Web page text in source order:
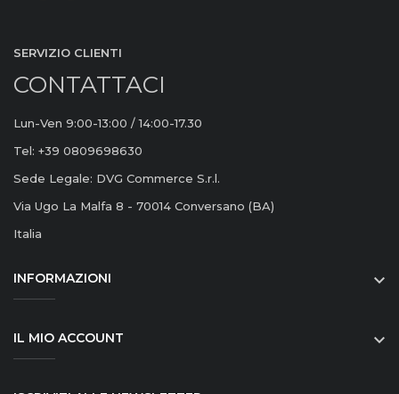
SERVIZIO CLIENTI
CONTATTACI
Lun-Ven 9:00-13:00 / 14:00-17.30
Tel: +39 0809698630
Sede Legale: DVG Commerce S.r.l.
Via Ugo La Malfa 8 - 70014 Conversano (BA)
Italia
INFORMAZIONI 
IL MIO ACCOUNT 